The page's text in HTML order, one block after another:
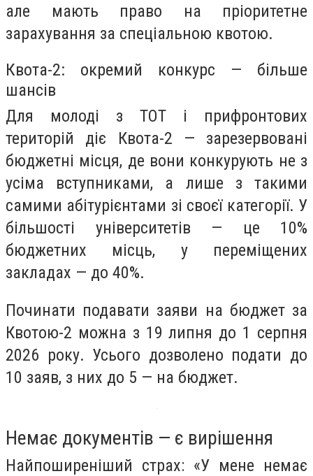
але мають право на пріоритетне
зарахування за спеціальною квотою.
Квота-2: окремий конкурс — більше
шансів
Для молоді з ТОТ і прифронтових
територій діє Квота-2 — зарезервовані
бюджетні місця, де вони конкурують не з
усіма вступниками, а лише з такими
самими абітурієнтами зі своєї категорії. У
більшості університетів — це 10%
бюджетних місць, у переміщених
закладах — до 40%.
Починати подавати заяви на бюджет за
Квотою-2 можна з 19 липня до 1 серпня
2026 року. Усього дозволено подати до
10 заяв, з них до 5 — на бюджет.
Немає документів — є вирішення
Найпоширеніший страх: «У мене немає